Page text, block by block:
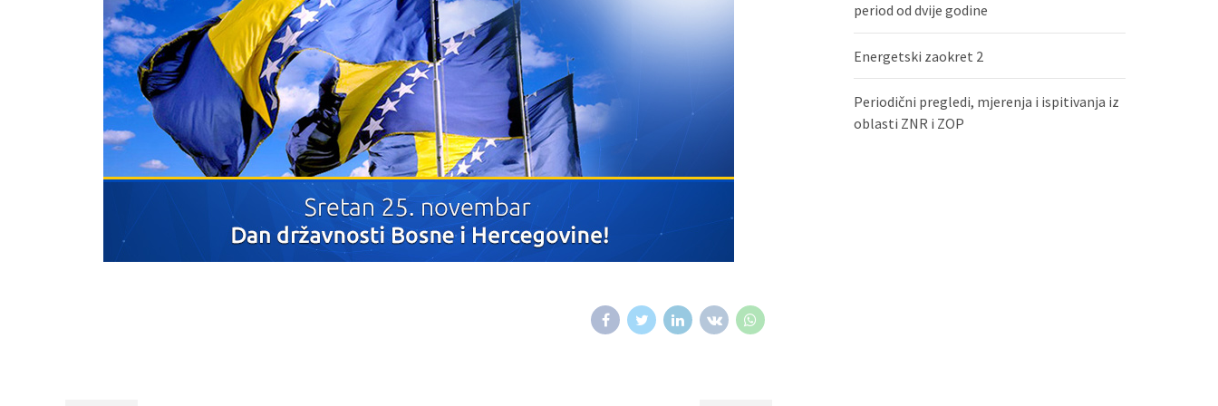
period od dvije godine
Energetski zaokret 2
Periodični pregledi, mjerenja i ispitivanja iz
oblasti ZNR i ZOP